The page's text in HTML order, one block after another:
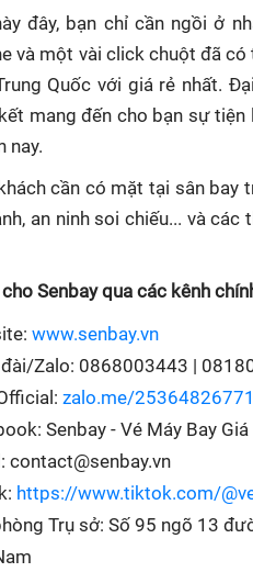
đây, bạn chỉ cần ngồi ở
và một vài click chuột đã có
Quốc với giá rẻ nhất.
mang đến cho bạn sự
nay.
cần có mặt tại sân bay
an ninh soi chiếu... và
cho Senbay qua các kênh
www.senbay.vn
Zalo: 0868003443 |
zalo.me/
Senbay - Vé Máy Bay Giá
contact@senbay.vn
https://www.tiktok.com/
Trụ sở: Số 95 ngõ 13